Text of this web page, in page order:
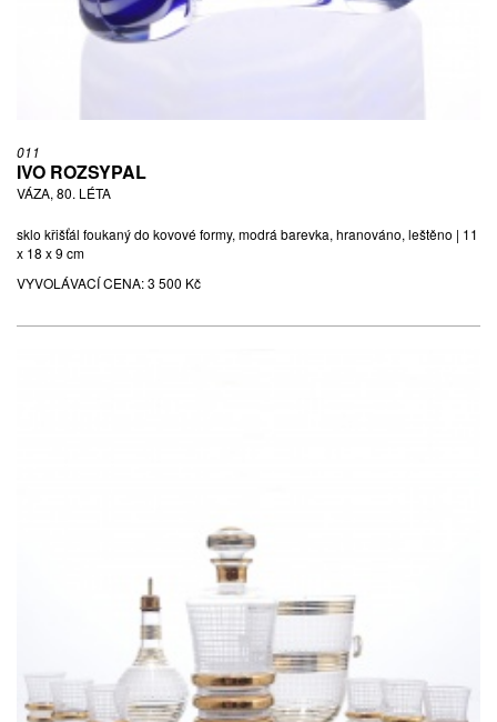
011
IVO ROZSYPAL
VÁZA, 80. LÉTA
sklo křišťál foukaný do kovové formy, modrá barevka, hranováno, leštěno | 11
x 18 x 9 cm
VYVOLÁVACÍ CENA:3 500 Kč